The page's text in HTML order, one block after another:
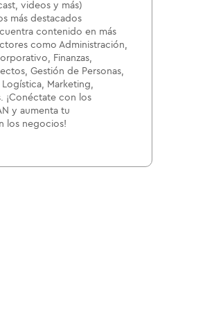
videos y más)
más destacados
contenido en más
como Administración,
Finanzas,
Gestión de Personas,
Marketing,
¡Conéctate con los
y aumenta tu
los negocios!